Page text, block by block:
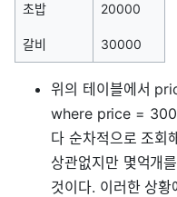
초밥 20000
갈비 30000
위의 테이블에서
where price =
다 순차적으로 조회
상관없지만 몇억개
것이다. 이러한 상